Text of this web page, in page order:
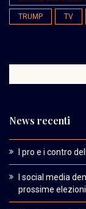
TRUMP TV
News recenti
I pro e i contro
I social media
prossime